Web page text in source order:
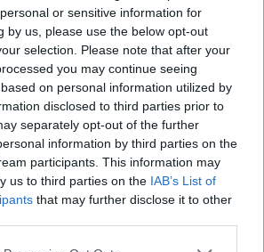
or sensitive information for
by us, please use the below opt-out
selection. Please note that after your
you may continue seeing
on personal information utilized by
disclosed to third parties prior to
separately opt-out of the further
information by third parties on the
participants. This information may
us to third parties on the IAB’s List of
that may further disclose it to other